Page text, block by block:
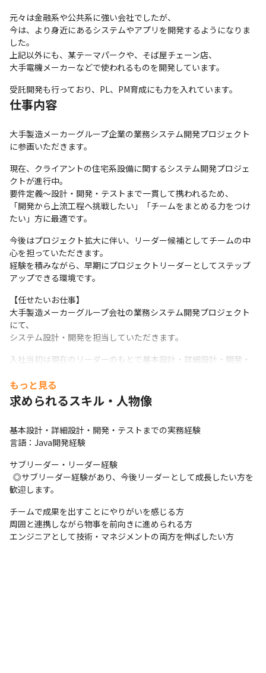
元々は金融系や公共系に強い会社でしたが、
今は、より身近にあるシステムやアプリを開発するようになりま
した。
上記以外にも、某テーマパークや、そば屋チェーン店、
大手電機メーカーなどで使われるものを開発しています。
受託開発も行っており、PL、PM育成にも力を入れています。
仕事内容
大手製造メーカーグループ企業の業務システム開発プロジェクト
に参画いただきます。
現在、クライアントの住宅系設備に関するシステム開発プロジェ
クトが進行中。
要件定義〜設計・開発・テストまで一貫して携われるため、
「開発から上流工程へ挑戦したい」「チームをまとめる力をつけ
たい」方に最適です。
今後はプロジェクト拡大に伴い、リーダー候補としてチームの中
心を担っていただきます。
経験を積みながら、早期にプロジェクトリーダーとしてステップ
アップできる環境です。
【任せたいお仕事】
大手製造メーカーグループ会社の業務システム開発プロジェクト
にて、
システム設計・開発を担当していただきます。
入社当初は現在のリーダーのもとで基本設計・詳細設計・開発・
徐々に上流工程（基本設計、要件調整）やチームマネジメントに
も関わっていただきます。
業務システム（社内管理系・業務支援系・決済システム）の開
発・改修
基本設計・仕様調整（経験・希望に応じてお任せ）
チームメンバーの進捗管理・サポート（リーダー補佐）
基本設計／詳細設計／開発／テスト／保守
【所属組織】
もっと見る
求められるスキル・人物像
基本設計・詳細設計・開発・テストまでの実務経験
言語：Java開発経験
サブリーダー・リーダー経験
歓迎します。
チームで成果を出すことにやりがいを感じる方
周囲と連携しながら物事を前向きに進められる方
エンジニアとして技術・マネジメントの両方を伸ばしたい方